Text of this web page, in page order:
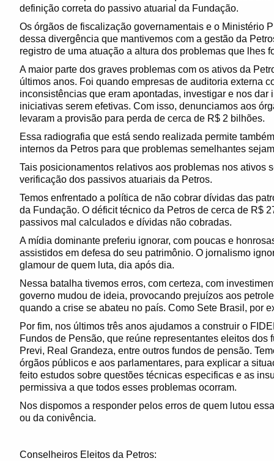
definição correta do passivo atuarial da Fundação.
Os órgãos de fiscalização governamentais e o Ministério
dessa divergência que mantivemos com a gestão da
registro de uma atuação a altura dos problemas que lhes
A maior parte dos graves problemas com os ativos da
últimos anos. Foi quando empresas de auditoria externa
inconsistências que eram apontadas, investigar e nos
iniciativas serem efetivas. Com isso, denunciamos aos
levaram a provisão para perda de cerca de R$ 2 bilhões.
Essa radiografia que está sendo realizada permite
internos da Petros para que problemas semelhantes
Tais posicionamentos relativos aos problemas nos ativos
verificação dos passivos atuariais da Petros.
Temos enfrentado a política de não cobrar dívidas das
da Fundação. O déficit técnico da Petros de cerca de R$
passivos mal calculados e dívidas não cobradas.
A mídia dominante preferiu ignorar, com poucas e
assistidos em defesa do seu patrimônio. O jornalismo
glamour de quem luta, dia após dia.
Nessa batalha tivemos erros, com certeza, com
governo mudou de ideia, provocando prejuízos aos
quando a crise se abateu no país. Como Sete Brasil, por
Por fim, nos últim​os três anos ajudamos a construir o
Fundos de Pensão, que reúne ​representantes eleitos dos
Previ, Real Grandeza, entre outros fundos de pensão.
órgãos públicos e aos parlamentares, para explicar a
feito estudos sobre questões técnicas especificas e as
permissiva a que todos esses problemas ocorram.
Nos dispomos a responder pelos erros de quem lutou
ou da conivência.
Conselheiros Eleitos da Petros: